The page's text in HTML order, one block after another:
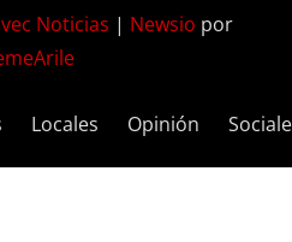
Noticias | Newsio por
Locales Opinión